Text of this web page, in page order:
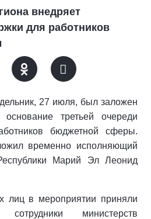
внедряет
для работников
27 июля, был заложен
третьей очереди
бюджетной сферы.
временно исполняющий
Марий Эл Леонид
лиц в мероприятии приняли
министерств